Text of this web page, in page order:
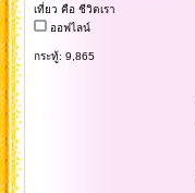
เที่ยว คือ ชีวิตเรา
ออฟไลน์
กระทู้: 9,865